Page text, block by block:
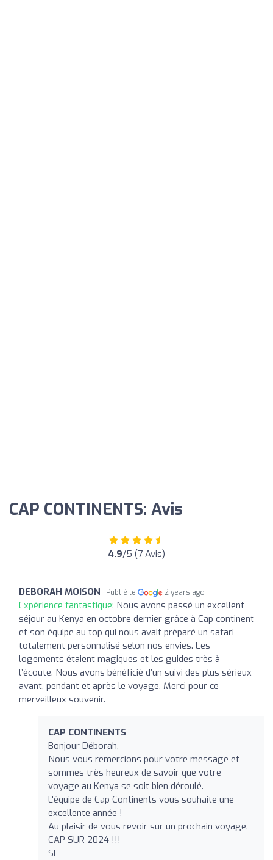
CAP CONTINENTS: Avis
4.9/5 (7 Avis)
DEBORAH MOISON Publié le 2 years ago
Expérience fantastique: Nous avons passé un excellent
séjour au Kenya en octobre dernier grâce à Cap continent
et son équipe au top qui nous avait préparé un safari
totalement personnalisé selon nos envies. Les
logements étaient magiques et les guides très à
l’écoute. Nous avons bénéficié d’un suivi des plus sérieux
avant, pendant et après le voyage. Merci pour ce
merveilleux souvenir.
CAP CONTINENTS
Bonjour Déborah,
Nous vous remercions pour votre message et
sommes très heureux de savoir que votre
voyage au Kenya se soit bien déroulé.
L'équipe de Cap Continents vous souhaite une
excellente année !
Au plaisir de vous revoir sur un prochain voyage.
CAP SUR 2024 !!!
SL